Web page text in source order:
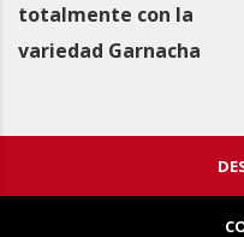
totalmente con la
variedad Garnacha